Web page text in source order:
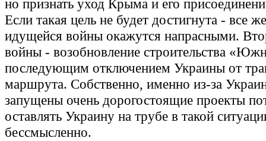
но признать уход Крыма и его
Если такая цель не будет достигнута - все
идущейся войны окажутся напрасными.
войны - возобновление строительства
последующим отключением Украины от
маршрута. Собственно, именно из-за
запущены очень дорогостоящие проекты
оставлять Украину на трубе в такой
бессмысленно.